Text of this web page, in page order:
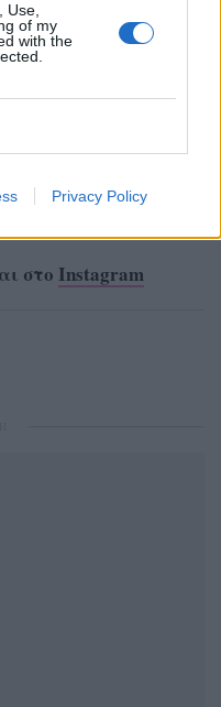
Use,
of my
with the
Privacy Policy
Google Newsκαι
στο Instagram